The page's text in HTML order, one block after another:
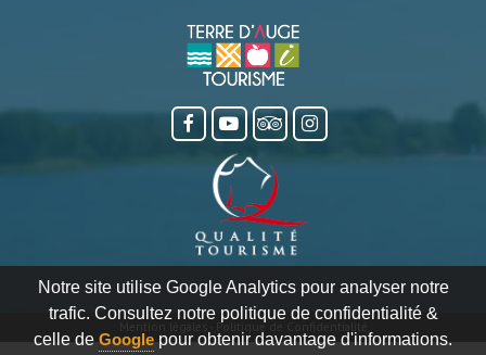
Notre site utilise Google Analytics pour analyser notre
trafic. Consultez notre politique de confidentialité &
celle de Google pour obtenir davantage d'informations.
Politique de Confidentialité